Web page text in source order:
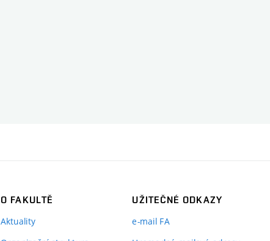
O FAKULTĚ
Aktuality
UŽITEČNÉ ODKAZY
e-mail FA